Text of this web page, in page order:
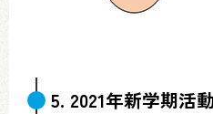
5. 2021年新学期活